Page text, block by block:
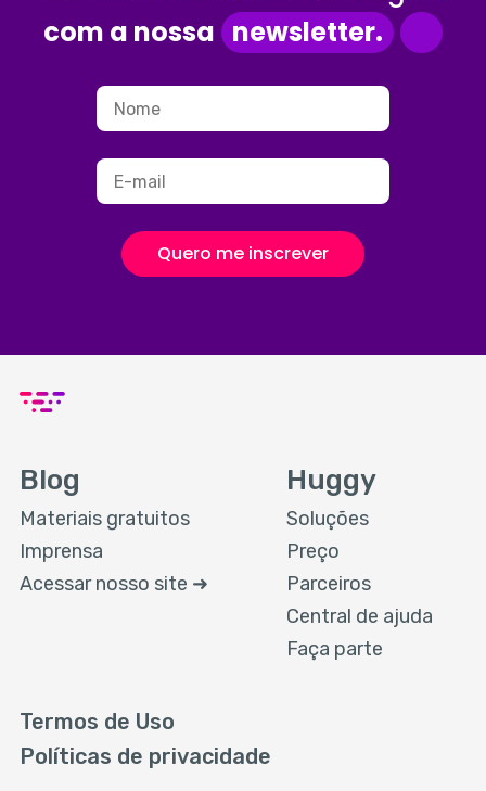
com a nossa newsletter.
Quero me inscrever
Blog
Materiais gratuitos
Imprensa
Acessar nosso site ➜
Huggy
Soluções
Preço
Parceiros
Central de ajuda
Faça parte
Termos de Uso
Políticas de privacidade